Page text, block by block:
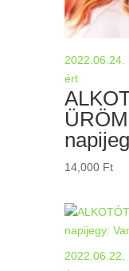
2022.06.24.
ért
14,000 Ft
2022.06.22.